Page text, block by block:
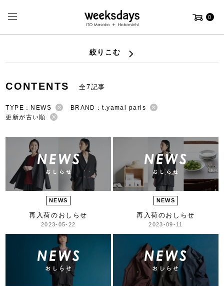
0
絞りこむ
CONTENTS 全7記事
TYPE：NEWS
BRAND：t.yamai paris
更新が古い順
NEWS
再入荷のおしらせ
2023-05-22
NEWS
再入荷のおしらせ
2023-09-11